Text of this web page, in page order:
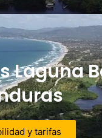
Laguna
y tarifas